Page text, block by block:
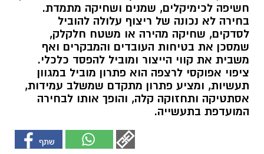
חשיפה לכימיקלים, שמנים ושחיקה מתמדת.
בחירה לא נכונה של ריצוף עלולה להוביל
לסדקים, שחיקה מהירה או משטח חלקלק,
שמסכן את בטיחות העובדים והמבקרים ואף
משבית את קווי הייצור ומוביל להפסד כלכלי.
ציפוי אפוקסי לרצפה הוא פתרון מוביל במגוון
תעשיות, ומציע פתרון מתקדם שמשלב עמידות,
אסתטיקה ותחזוקה קלה, והופך אותו לבחירה
המועדפת בתעשייה.